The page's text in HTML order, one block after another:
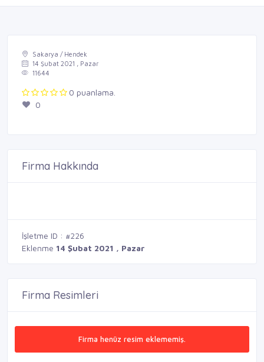
Sakarya / Hendek
14 Şubat 2021 , Pazar
11644
0 puanlama.
0
Firma Hakkında
İşletme ID : #226
Eklenme 14 Şubat 2021 , Pazar
Firma Resimleri
Firma henüz resim eklememiş.